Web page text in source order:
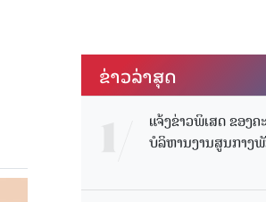
ຂ່າວ​ລ່າ​ສຸດ
ແຈ້ງຂ່າວພິເສດ ຂອງຄ
ບໍລິຫານງານສູນກາງ